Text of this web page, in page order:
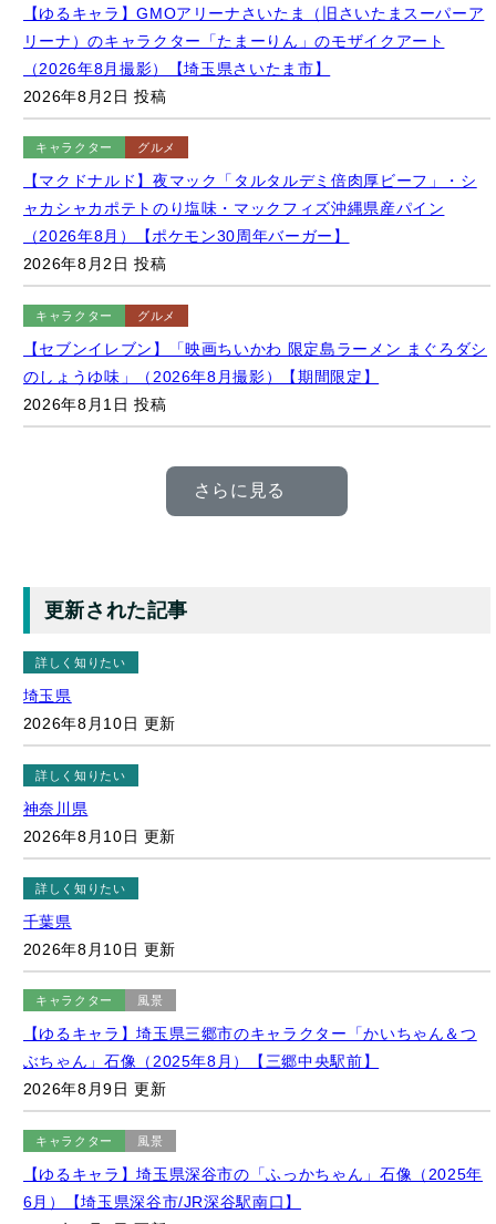
リーナ）のキャラクター「たまーりん」のモザイクアート
（2026年8月撮影）【埼玉県さいたま市】
2026年8月2日 投稿
キャラクター グルメ
【マクドナルド】夜マック「タルタルデミ倍肉厚ビーフ」・シ
ャカシャカポテトのり塩味・マックフィズ沖縄県産パイン
（2026年8月）【ポケモン30周年バーガー】
2026年8月2日 投稿
キャラクター グルメ
【セブンイレブン】「映画ちいかわ 限定島ラーメン まぐろダシ
のしょうゆ味」（2026年8月撮影）【期間限定】
2026年8月1日 投稿
埼玉県
2026年8月10日 更新
詳しく知りたい
神奈川県
2026年8月10日 更新
詳しく知りたい
千葉県
2026年8月10日 更新
キャラクター 風景
【ゆるキャラ】埼玉県三郷市のキャラクター「かいちゃん＆つ
ぶちゃん」石像（2025年8月）【三郷中央駅前】
2026年8月9日 更新
キャラクター 風景
【ゆるキャラ】埼玉県深谷市の「ふっかちゃん」石像（2025年
6月）【埼玉県深谷市/JR深谷駅南口】
2026年8月9日 更新